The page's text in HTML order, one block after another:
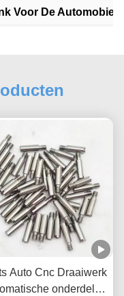
Voor De
Auto Cnc Draaiwerk
onderdelen